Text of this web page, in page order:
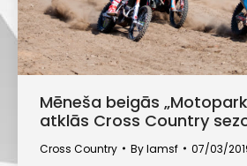
Mēneša beigās
atklās Cross Country
Cross Country Bylamsf 07/03/